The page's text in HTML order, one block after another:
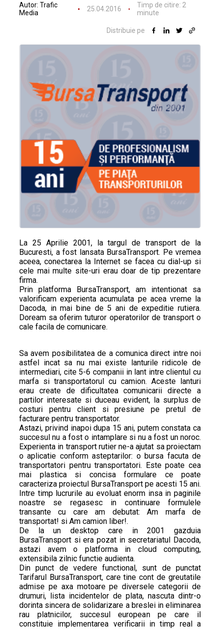
Autor: Trafic
Media
25.04.2016 Timp de citire: 2
minute
Distribuie pe
La 25 Aprilie 2001, la targul de transport de la
Bucuresti, a fost lansata BursaTransport. Pe vremea
aceea, conectarea la Internet se facea cu dial-up si
cele mai multe site-uri erau doar de tip prezentare
firma.
Prin platforma BursaTransport, am intentionat sa
valorificam experienta acumulata pe acea vreme la
Dacoda, in mai bine de 5 ani de expeditie rutiera.
Doream sa oferim tuturor operatorilor de transport o
cale facila de comunicare.
Sa avem posibilitatea de a comunica direct intre noi
astfel incat sa nu mai existe lanturile ridicole de
intermediari, cite 5-6 companii in lant intre clientul cu
marfa si transportatorul cu camion. Aceste lanturi
erau create de dificultatea comunicarii directe a
partilor interesate si duceau evident, la surplus de
costuri pentru client si presiune pe pretul de
facturare pentru transportator.
Astazi, privind inapoi dupa 15 ani, putem constata ca
succesul nu a fost o intamplare si nu a fost un noroc.
Experienta in transport rutier ne-a ajutat sa proiectam
o aplicatie conform asteptarilor: o bursa facuta de
transportatori pentru transportatori. Este poate cea
mai plastica si concisa formulare ce poate
caracteriza proiectul BursaTransport pe acesti 15 ani.
Intre timp lucrurile au evoluat enorm insa in paginile
noastre se regasesc in continuare formulele
transante cu care am debutat: Am marfa de
transportat! si Am camion liber!.
De la un desktop care in 2001 gazduia
BursaTransport si era pozat in secretariatul Dacoda,
astazi avem o platforma in cloud computing,
extensibila zilnic functie audienta.
Din punct de vedere functional, sunt de punctat
Tarifarul BursaTransport, care tine cont de greutatile
admise pe axa motoare pe diversele categorii de
drumuri, lista incidentelor de plata, nascuta dintr-o
dorinta sincera de solidarizare a breslei in eliminarea
rau platnicilor, succesul european pe care il
constituie implementarea verificarii in timp real a